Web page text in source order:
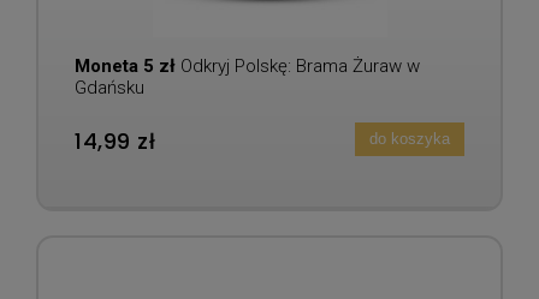
Moneta 5 zł Odkryj Polskę: Brama Żuraw w
Gdańsku
14,99 zł do koszyka